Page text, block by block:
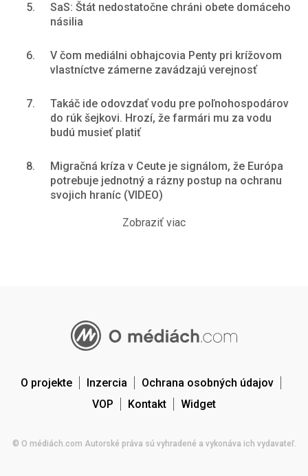
5.
SaS: Štát nedostatočne chráni obete domáceho
násilia
6.
V čom mediálni obhajcovia Penty pri krížovom
vlastníctve zámerne zavádzajú verejnosť
7.
Takáč ide odovzdať vodu pre poľnohospodárov
do rúk šejkovi. Hrozí, že farmári mu za vodu
budú musieť platiť
8.
Migračná kríza v Ceute je signálom, že Európa
potrebuje jednotný a rázny postup na ochranu
svojich hraníc (VIDEO)
Zobraziť viac
O projekte Inzercia
Ochrana osobných údajov
VOP
Kontakt Widget
© O médiách.com Autorské práva sú vyhradené a vykonáva ich vydavateľ.